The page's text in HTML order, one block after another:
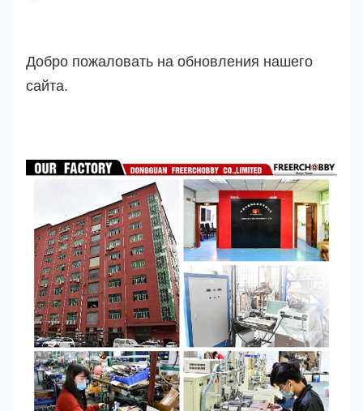
Добро пожаловать на обновления нашего
сайта.